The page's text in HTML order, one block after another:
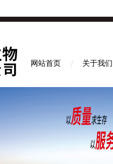
网站首页 关于我们